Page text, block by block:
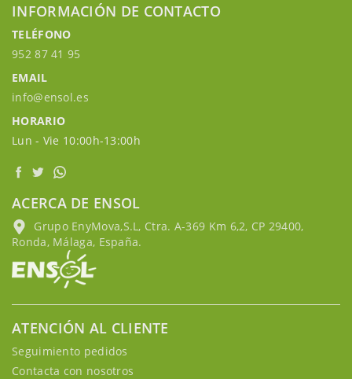
INFORMACIÓN DE CONTACTO
TELÉFONO
952 87 41 95
EMAIL
info@ensol.es
HORARIO
Lun - Vie 10:00h-13:00h
ACERCA DE ENSOL
Grupo EnyMova,S.L, Ctra. A-369 Km 6,2, CP 29400,
Ronda, Málaga, España.
ATENCIÓN AL CLIENTE
Seguimiento pedidos
Contacta con nosotros